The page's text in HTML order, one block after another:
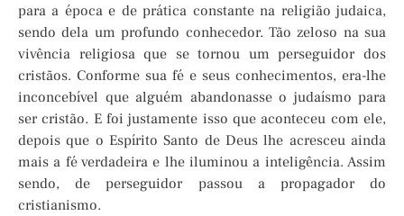
para a época e de prática constante na religião judaica,
sendo dela um profundo conhecedor. Tão zeloso na sua
vivência religiosa que se tornou um perseguidor dos
cristãos. Conforme sua fé e seus conhecimentos, era-lhe
inconcebível que alguém abandonasse o judaísmo para
ser cristão. E foi justamente isso que aconteceu com ele,
depois que o Espírito Santo de Deus lhe acresceu ainda
mais a fé verdadeira e lhe iluminou a inteligência. Assim
sendo, de perseguidor passou a propagador do
cristianismo.